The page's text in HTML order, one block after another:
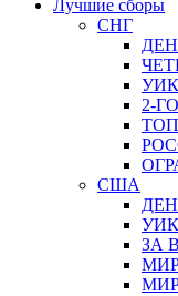
Лучшие сборы
СНГ
2-
США
ЗА